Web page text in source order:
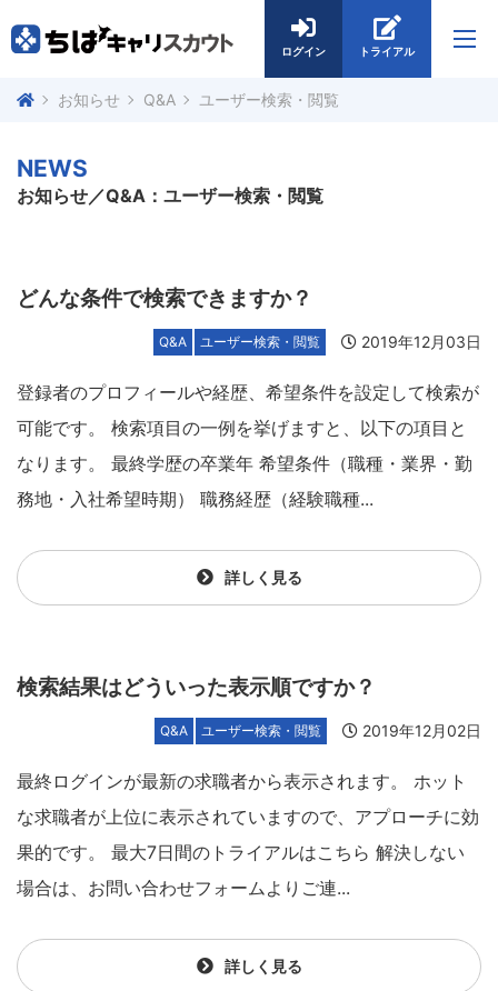
ログイン トライアル
お知らせ Q&A ユーザー検索・閲覧
NEWS
お知らせ／Q&A：ユーザー検索・閲覧
どんな条件で検索できますか？
Q&A ユーザー検索・閲覧 2019年12月03日
登録者のプロフィールや経歴、希望条件を設定して検索が
可能です。 検索項目の一例を挙げますと、以下の項目と
なります。 最終学歴の卒業年 希望条件（職種・業界・勤
務地・入社希望時期） 職務経歴（経験職種...
詳しく見る
検索結果はどういった表示順ですか？
Q&A ユーザー検索・閲覧 2019年12月02日
最終ログインが最新の求職者から表示されます。 ホット
な求職者が上位に表示されていますので、アプローチに効
果的です。 最大7日間のトライアルはこちら 解決しない
場合は、お問い合わせフォームよりご連...
詳しく見る